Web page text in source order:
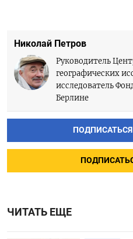
Николай Петров
Руководитель
географических
исследователь
Берлине
ЧИТАТЬ ЕЩЕ